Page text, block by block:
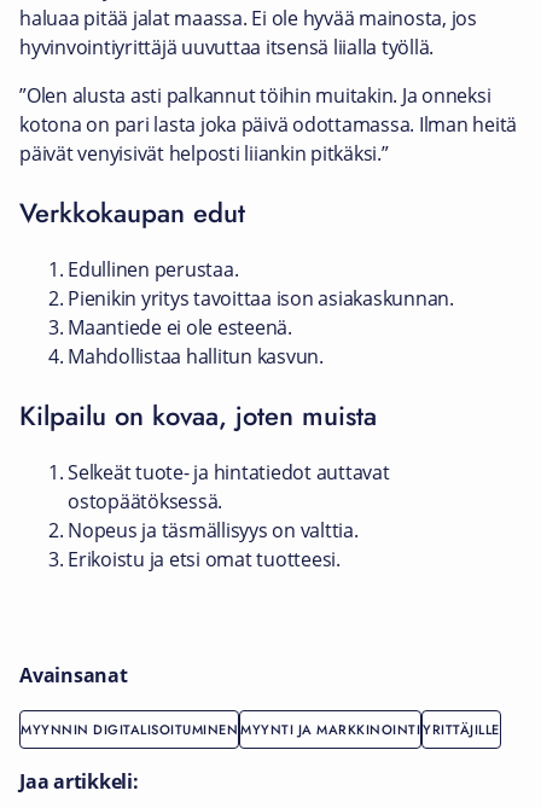
haluaa pitää jalat maassa. Ei ole hyvää mainosta, jos
hyvinvointiyrittäjä uuvuttaa itsensä liialla työllä.
”Olen alusta asti palkannut töihin muitakin. Ja onneksi
kotona on pari lasta joka päivä odottamassa. Ilman heitä
päivät venyisivät helposti liiankin pitkäksi.”
Verkkokaupan edut
Edullinen perustaa.
Pienikin yritys tavoittaa ison asiakaskunnan.
Maantiede ei ole esteenä.
Mahdollistaa hallitun kasvun.
Kilpailu on kovaa, joten muista
Selkeät tuote- ja hintatiedot auttavat
ostopäätöksessä.
Nopeus ja täsmällisyys on valttia.
Erikoistu ja etsi omat tuotteesi.
Avainsanat
MYYNNIN DIGITALISOITUMINENMYYNTI JA MARKKINOINTIYRITTÄJILLE
Jaa artikkeli: